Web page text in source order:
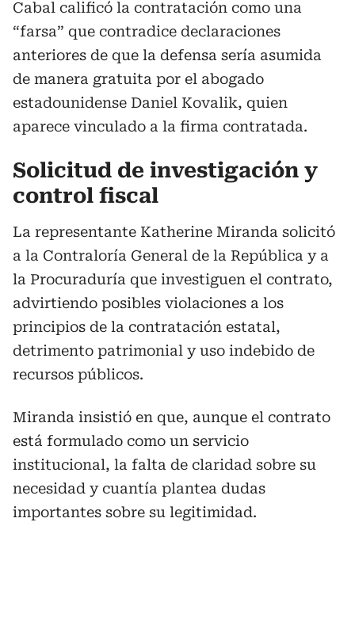
Cabal calificó la contratación como una
“farsa” que contradice declaraciones
anteriores de que la defensa sería asumida
de manera gratuita por el abogado
estadounidense Daniel Kovalik, quien
aparece vinculado a la firma contratada.
Solicitud de investigación y
control fiscal
La representante Katherine Miranda solicitó
a la Contraloría General de la República y a
la Procuraduría que investiguen el contrato,
advirtiendo posibles violaciones a los
principios de la contratación estatal,
detrimento patrimonial y uso indebido de
recursos públicos.
Miranda insistió en que, aunque el contrato
está formulado como un servicio
institucional, la falta de claridad sobre su
necesidad y cuantía plantea dudas
importantes sobre su legitimidad.